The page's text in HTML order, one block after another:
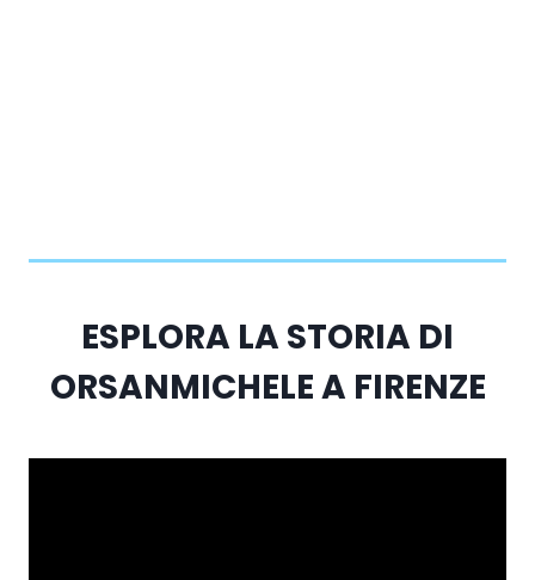
ESPLORA LA STORIA DI
ORSANMICHELE A FIRENZE